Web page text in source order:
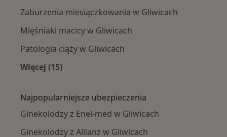
Zaburzenia miesiączkowania w Gliwicach
Mięśniaki macicy w Gliwicach
Patologia ciąży w Gliwicach
Więcej (15)
Najpopularniejsze ubezpieczenia
Ginekolodzy z Enel-med w Gliwicach
Ginekolodzy z Allianz w Gliwicach